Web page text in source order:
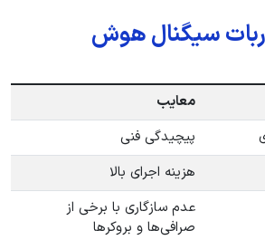
ربات سیگنال هوش
معایب
پیچیدگی فنی
هزینه اجرای بالا
عدم سازگاری با برخی از
صرافی‌ها و بروکرها